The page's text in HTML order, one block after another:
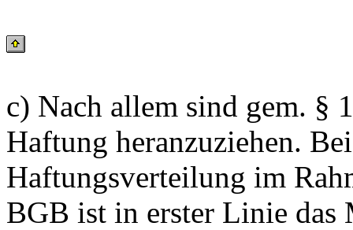
c) Nach allem sind gem. §
Haftung heranzuziehen.
Haftungsverteilung im
BGB ist in erster Linie das